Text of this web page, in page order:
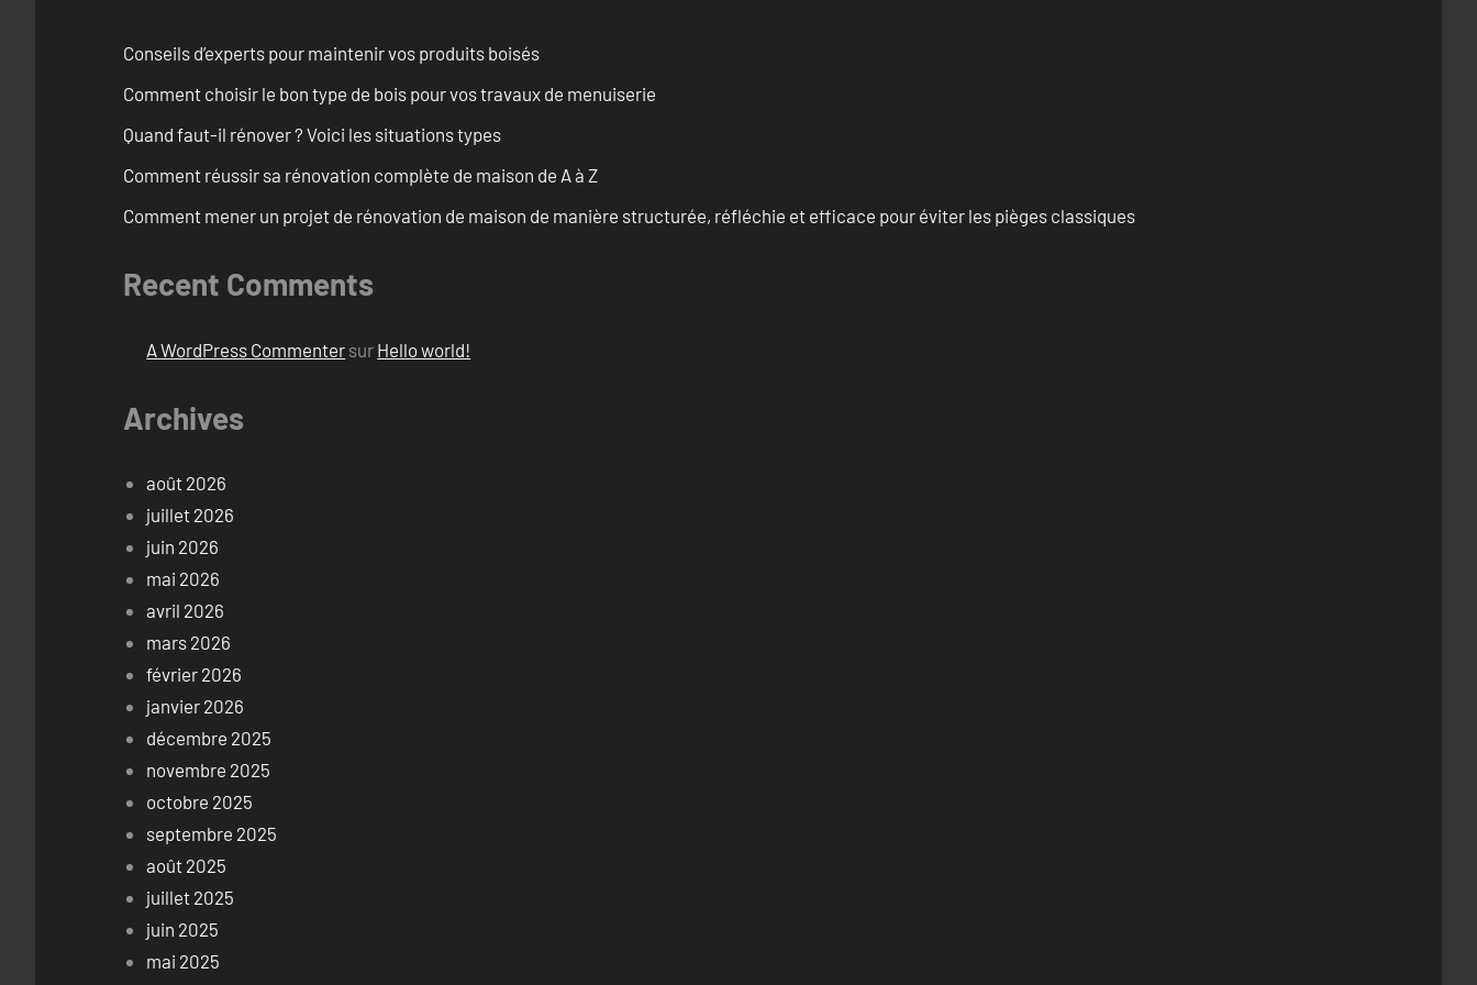
Conseils d’experts pour maintenir vos produits boisés
Comment choisir le bon type de bois pour vos travaux de menuiserie
Quand faut-il rénover ? Voici les situations types
Comment réussir sa rénovation complète de maison de A à Z
Comment mener un projet de rénovation de maison de manière structurée, réfléchie et efficace pour éviter les pièges classiques
Recent Comments
A WordPress Commenter sur Hello world!
Archives
août 2026
juillet 2026
juin 2026
mai 2026
avril 2026
mars 2026
février 2026
janvier 2026
décembre 2025
novembre 2025
octobre 2025
septembre 2025
août 2025
juillet 2025
juin 2025
mai 2025